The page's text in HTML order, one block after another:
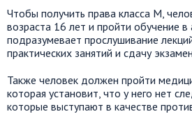
Чтобы получить права класса M,
возраста 16 лет и пройти обучение
подразумевает прослушивание
практических занятий и сдачу
Также человек должен пройти
которая установит, что у него нет
которые выступают в качестве